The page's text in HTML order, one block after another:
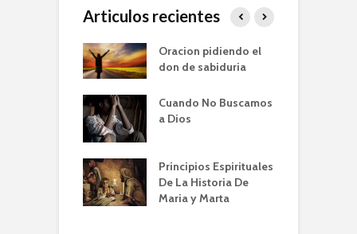
Articulos recientes
Oracion pidiendo el
don de sabiduria
Cuando No Buscamos
a Dios
Principios Espirituales
De La Historia De
Maria y Marta